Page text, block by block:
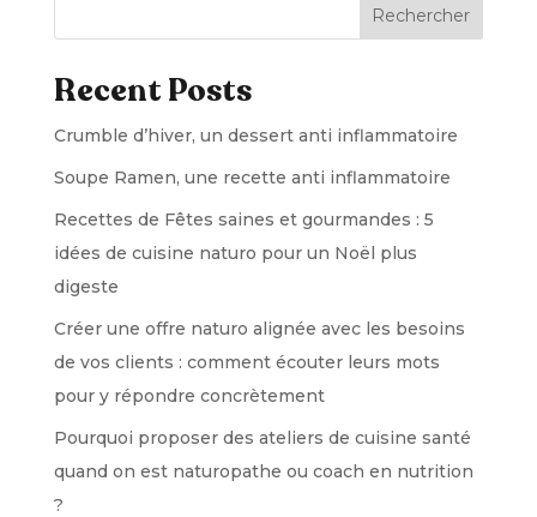
Rechercher
Recent Posts
Crumble d’hiver, un dessert anti inflammatoire
Soupe Ramen, une recette anti inflammatoire
Recettes de Fêtes saines et gourmandes : 5
idées de cuisine naturo pour un Noël plus
digeste
Créer une offre naturo alignée avec les besoins
de vos clients : comment écouter leurs mots
pour y répondre concrètement
Pourquoi proposer des ateliers de cuisine santé
quand on est naturopathe ou coach en nutrition
?